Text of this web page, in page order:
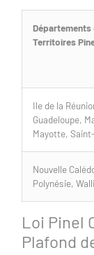
Départements
Territoires
Ile de la
Guadeloupe,
Mayotte,
Nouvelle
Polynésie,
Loi Pinel
Plafond